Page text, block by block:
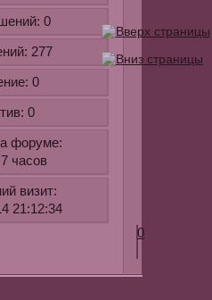
0
277
0
0
форуме:
часов
визит:
21:12:34
-
0